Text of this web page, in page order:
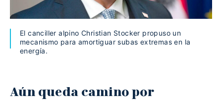
El canciller alpino Christian Stocker propuso un
mecanismo para amortiguar subas extremas en la
energía.
Aún queda camino por